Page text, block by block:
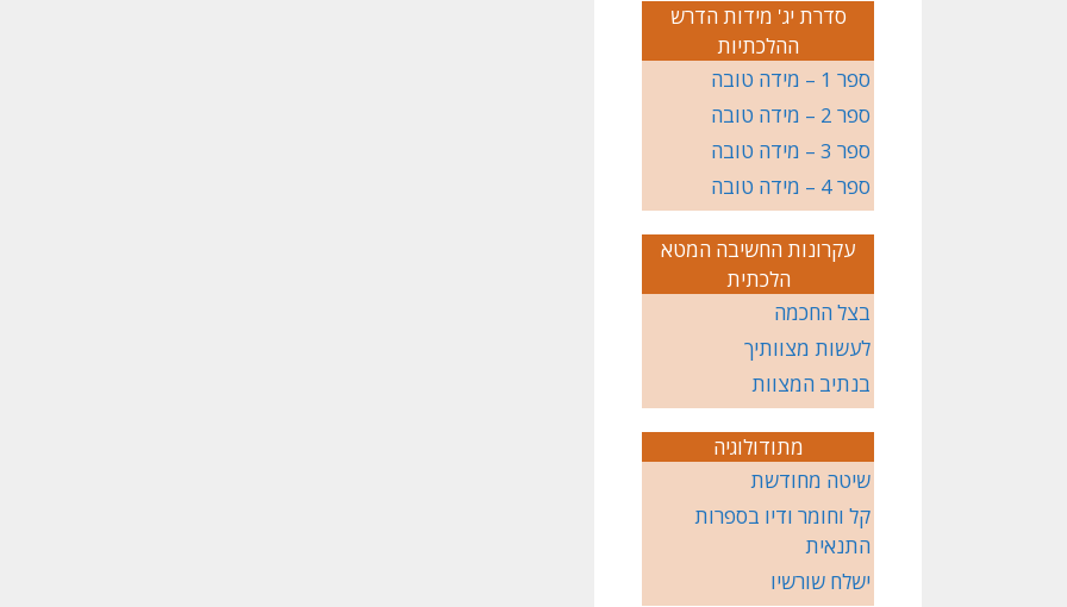
סדרת יג' מידות הדרש
ההלכתיות
ספר 1 – מידה טובה
ספר 2 – מידה טובה
ספר 3 – מידה טובה
ספר 4 – מידה טובה
עקרונות החשיבה המטא
הלכתית
בצל החכמה
לעשות מצוותיך
בנתיב המצוות
מתודולוגיה
שיטה מחודשת
קל וחומר ודיו בספרות
התנאית
ישלח שורשיו